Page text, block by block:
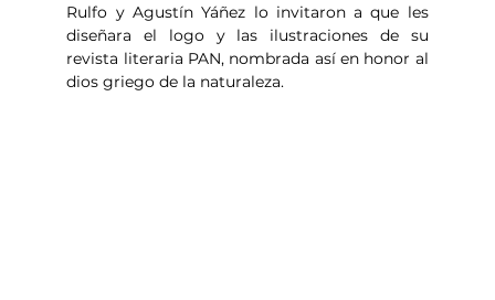
Rulfo y Agustín Yáñez lo invitaron a que les
diseñara el logo y las ilustraciones de su
revista literaria PAN, nombrada así en honor al
dios griego de la naturaleza.